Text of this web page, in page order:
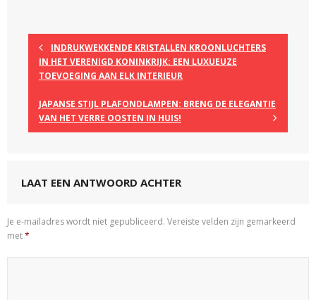
INDRUKWEKKENDE KRISTALLEN KROONLUCHTERS
IN HET VERENIGD KONINKRIJK: EEN LUXUEUZE
TOEVOEGING AAN ELK INTERIEUR
JAPANSE STIJL PLAFONDLAMPEN: BRENG DE ELEGANTIE
VAN HET VERRE OOSTEN IN HUIS!
LAAT EEN ANTWOORD ACHTER
Je e-mailadres wordt niet gepubliceerd. Vereiste velden zijn gemarkeerd
met*